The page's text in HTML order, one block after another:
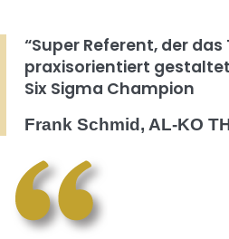
“Super Referent, der
praxisorientiert
Six Sigma Champion
Frank Schmid, AL-KO